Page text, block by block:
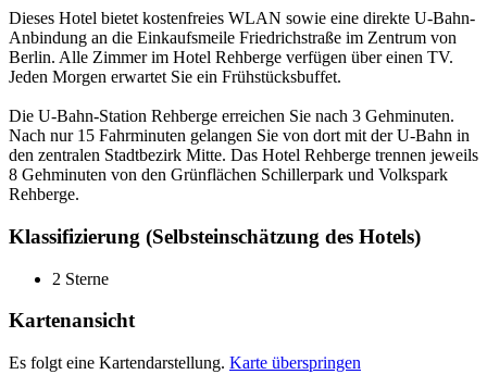
Dieses Hotel bietet kostenfreies WLAN sowie eine direkte U-Bahn-
Anbindung an die Einkaufsmeile Friedrichstraße im Zentrum von
Berlin. Alle Zimmer im Hotel Rehberge verfügen über einen TV.
Jeden Morgen erwartet Sie ein Frühstücksbuffet.
Die U-Bahn-Station Rehberge erreichen Sie nach 3 Gehminuten.
Nach nur 15 Fahrminuten gelangen Sie von dort mit der U-Bahn in
den zentralen Stadtbezirk Mitte. Das Hotel Rehberge trennen jeweils
8 Gehminuten von den Grünflächen Schillerpark und Volkspark
Rehberge.
Klassifizierung (Selbsteinschätzung des Hotels)
2 Sterne
Kartenansicht
Es folgt eine Kartendarstellung. Karte überspringen